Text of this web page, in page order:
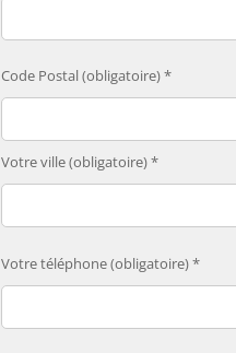
Code Postal (obligatoire) *
Votre ville (obligatoire) *
Votre téléphone (obligatoire) *